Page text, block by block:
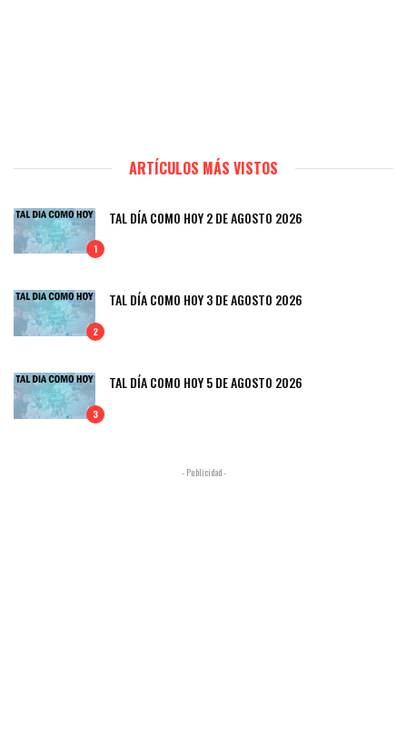
ARTÍCULOS MÁS VISTOS
1
TAL DÍA COMO HOY 2 DE AGOSTO 2026
2
TAL DÍA COMO HOY 3 DE AGOSTO 2026
3
TAL DÍA COMO HOY 5 DE AGOSTO 2026
- Publicidad -